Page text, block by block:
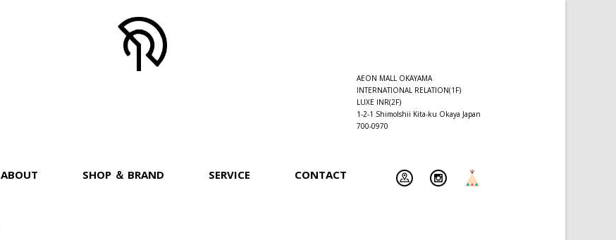
AEON MALL OKAYAMA
INTERNATIONAL RELATION(1F)
LUXE INR(2F)
1-2-1 ShimoIshii Kita-ku Okaya Japan
700-0970
ABOUT SHOP ＆ BRAND SERVICE CONTACT